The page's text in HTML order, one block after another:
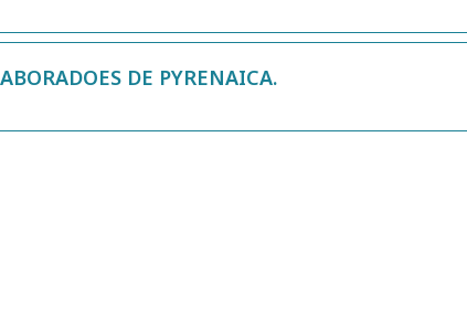
DE PYRENAICA.